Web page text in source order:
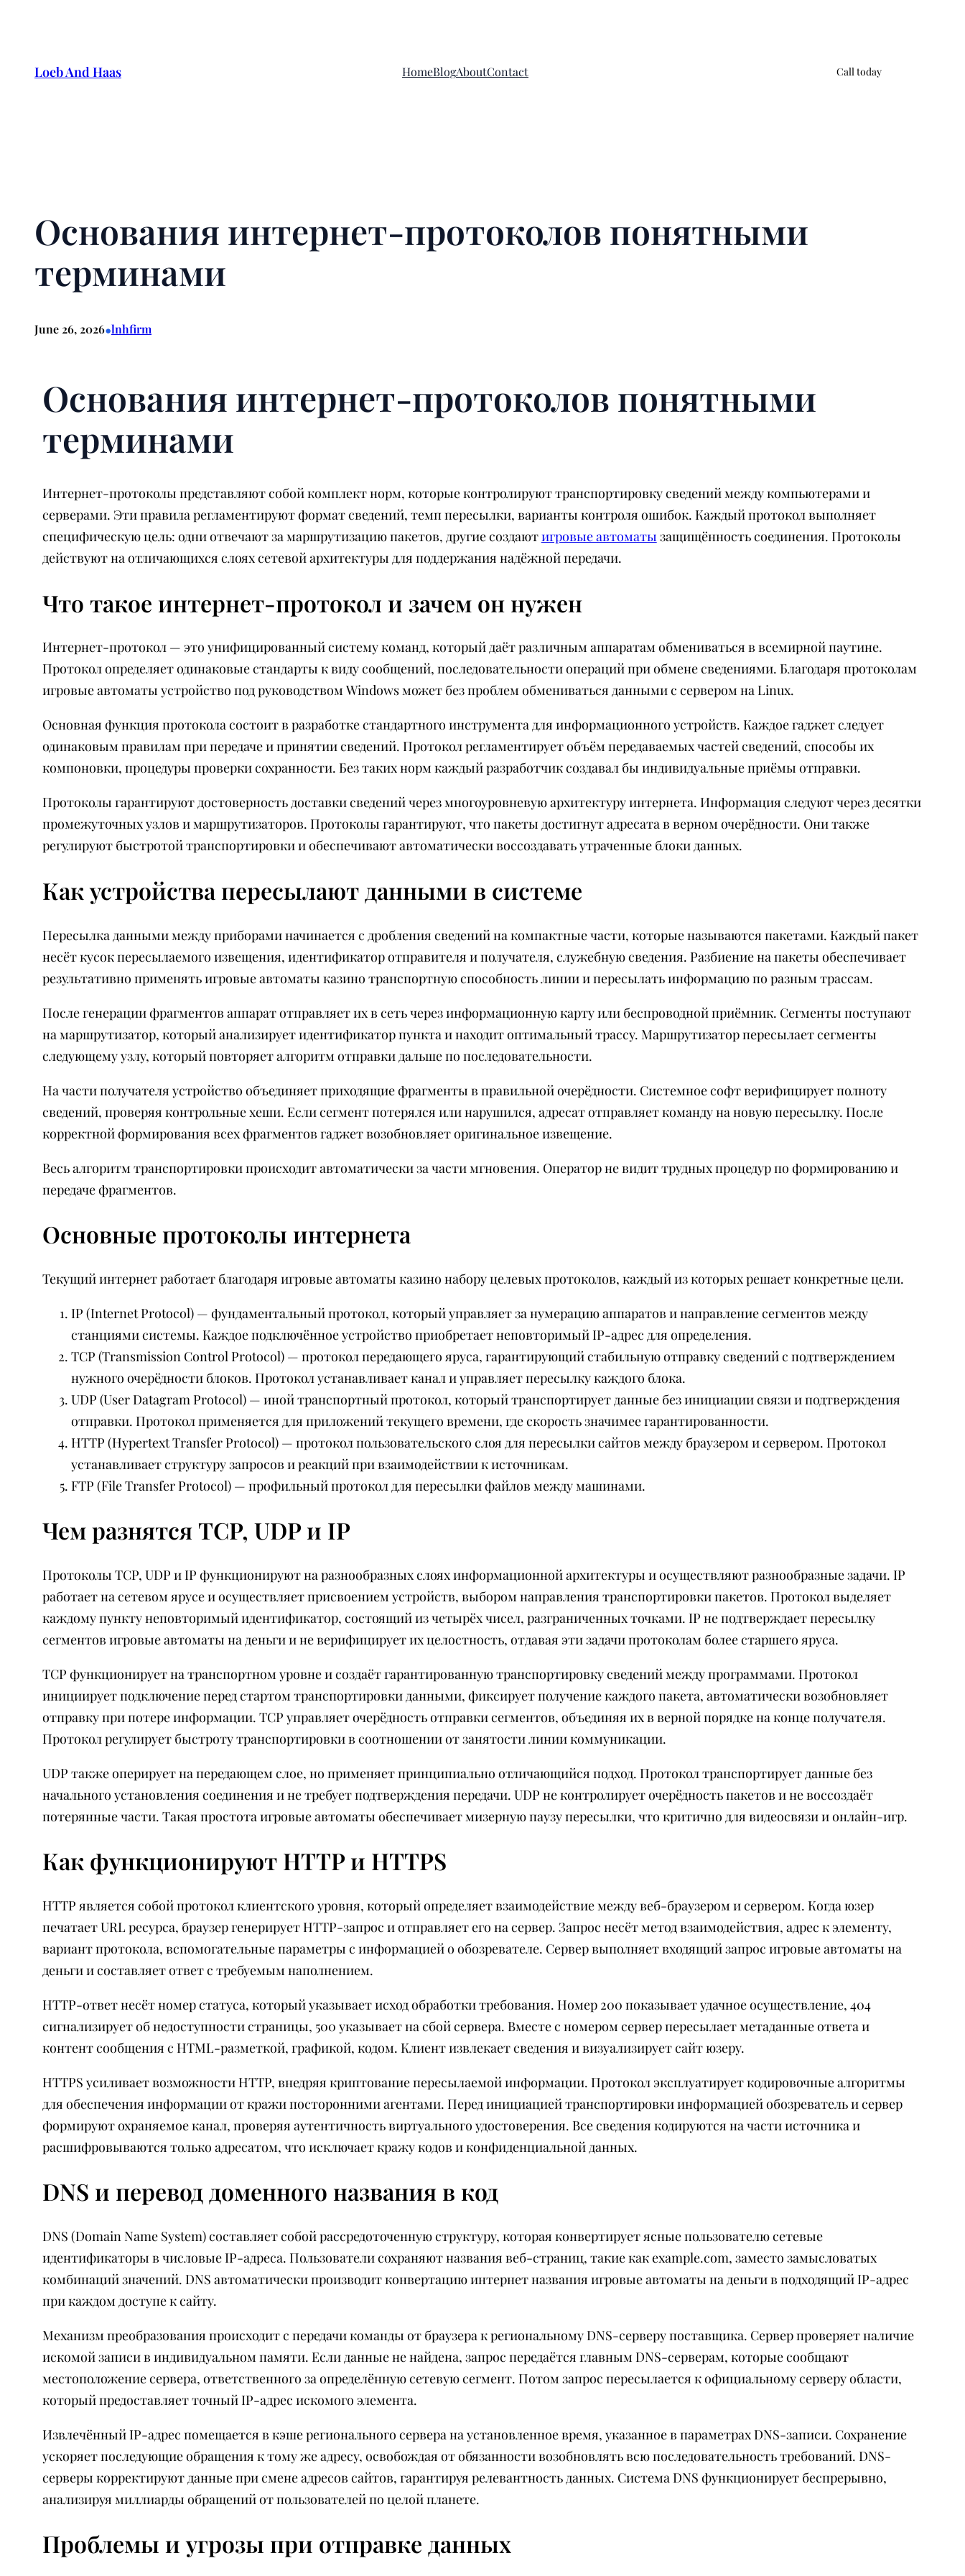
Loeb And Haas HomeBlogAboutContact Call today
Основания интернет-протоколов понятными
терминами
June 26, 2026•lnhfirm
Основания интернет-протоколов понятными
терминами
Интернет-протоколы представляют собой комплект норм, которые контролируют транспортировку сведений между компьютерами и
серверами. Эти правила регламентируют формат сведений, темп пересылки, варианты контроля ошибок. Каждый протокол выполняет
специфическую цель: одни отвечают за маршрутизацию пакетов, другие создаютигровые автоматы защищённость соединения. Протоколы
действуют на отличающихся слоях сетевой архитектуры для поддержания надёжной передачи.
Что такое интернет-протокол и зачем он нужен
Интернет-протокол — это унифицированный систему команд, который даёт различным аппаратам обмениваться в всемирной паутине.
Протокол определяет одинаковые стандарты к виду сообщений, последовательности операций при обмене сведениями. Благодаря протоколам
игровые автоматы устройство под руководством Windows может без проблем обмениваться данными с сервером на Linux.
Основная функция протокола состоит в разработке стандартного инструмента для информационного устройств. Каждое гаджет следует
одинаковым правилам при передаче и принятии сведений. Протокол регламентирует объём передаваемых частей сведений, способы их
компоновки, процедуры проверки сохранности. Без таких норм каждый разработчик создавал бы индивидуальные приёмы отправки.
Протоколы гарантируют достоверность доставки сведений через многоуровневую архитектуру интернета. Информация следуют через десятки
промежуточных узлов и маршрутизаторов. Протоколы гарантируют, что пакеты достигнут адресата в верном очерёдности. Они также
регулируют быстротой транспортировки и обеспечивают автоматически воссоздавать утраченные блоки данных.
Как устройства пересылают данными в системе
Пересылка данными между приборами начинается с дробления сведений на компактные части, которые называются пакетами. Каждый пакет
несёт кусок пересылаемого извещения, идентификатор отправителя и получателя, служебную сведения. Разбиение на пакеты обеспечивает
результативно применять игровые автоматы казино транспортную способность линии и пересылать информацию по разным трассам.
После генерации фрагментов аппарат отправляет их в сеть через информационную карту или беспроводной приёмник. Сегменты поступают
на маршрутизатор, который анализирует идентификатор пункта и находит оптимальный трассу. Маршрутизатор пересылает сегменты
следующему узлу, который повторяет алгоритм отправки дальше по последовательности.
На части получателя устройство объединяет приходящие фрагменты в правильной очерёдности. Системное софт верифицирует полноту
сведений, проверяя контрольные хеши. Если сегмент потерялся или нарушился, адресат отправляет команду на новую пересылку. После
корректной формирования всех фрагментов гаджет возобновляет оригинальное извещение.
Весь алгоритм транспортировки происходит автоматически за части мгновения. Оператор не видит трудных процедур по формированию и
передаче фрагментов.
Основные протоколы интернета
Текущий интернет работает благодаря игровые автоматы казино набору целевых протоколов, каждый из которых решает конкретные цели.
IP (Internet Protocol) — фундаментальный протокол, который управляет за нумерацию аппаратов и направление сегментов между
станциями системы. Каждое подключённое устройство приобретает неповторимый IP-адрес для определения.
TCP (Transmission Control Protocol) — протокол передающего яруса, гарантирующий стабильную отправку сведений с подтверждением
нужного очерёдности блоков. Протокол устанавливает канал и управляет пересылку каждого блока.
UDP (User Datagram Protocol) — иной транспортный протокол, который транспортирует данные без инициации связи и подтверждения
отправки. Протокол применяется для приложений текущего времени, где скорость значимее гарантированности.
HTTP (Hypertext Transfer Protocol) — протокол пользовательского слоя для пересылки сайтов между браузером и сервером. Протокол
устанавливает структуру запросов и реакций при взаимодействии к источникам.
FTP (File Transfer Protocol) — профильный протокол для пересылки файлов между машинами.
Чем разнятся TCP, UDP и IP
Протоколы TCP, UDP и IP функционируют на разнообразных слоях информационной архитектуры и осуществляют разнообразные задачи. IP
работает на сетевом ярусе и осуществляет присвоением устройств, выбором направления транспортировки пакетов. Протокол выделяет
каждому пункту неповторимый идентификатор, состоящий из четырёх чисел, разграниченных точками. IP не подтверждает пересылку
сегментов игровые автоматы на деньги и не верифицирует их целостность, отдавая эти задачи протоколам более старшего яруса.
TCP функционирует на транспортном уровне и создаёт гарантированную транспортировку сведений между программами. Протокол
инициирует подключение перед стартом транспортировки данными, фиксирует получение каждого пакета, автоматически возобновляет
отправку при потере информации. TCP управляет очерёдность отправки сегментов, объединяя их в верной порядке на конце получателя.
Протокол регулирует быстроту транспортировки в соотношении от занятости линии коммуникации.
UDP также оперирует на передающем слое, но применяет принципиально отличающийся подход. Протокол транспортирует данные без
начального установления соединения и не требует подтверждения передачи. UDP не контролирует очерёдность пакетов и не воссоздаёт
потерянные части. Такая простота игровые автоматы обеспечивает мизерную паузу пересылки, что критично для видеосвязи и онлайн-игр.
Как функционируют HTTP и HTTPS
HTTP является собой протокол клиентского уровня, который определяет взаимодействие между веб-браузером и сервером. Когда юзер
печатает URL ресурса, браузер генерирует HTTP-запрос и отправляет его на сервер. Запрос несёт метод взаимодействия, адрес к элементу,
вариант протокола, вспомогательные параметры с информацией о обозревателе. Сервер выполняет входящий запрос игровые автоматы на
деньги и составляет ответ с требуемым наполнением.
HTTP-ответ несёт номер статуса, который указывает исход обработки требования. Номер 200 показывает удачное осуществление, 404
сигнализирует об недоступности страницы, 500 указывает на сбой сервера. Вместе с номером сервер пересылает метаданные ответа и
контент сообщения с HTML-разметкой, графикой, кодом. Клиент извлекает сведения и визуализирует сайт юзеру.
HTTPS усиливает возможности HTTP, внедряя криптование пересылаемой информации. Протокол эксплуатирует кодировочные алгоритмы
для обеспечения информации от кражи посторонними агентами. Перед инициацией транспортировки информацией обозреватель и сервер
формируют охраняемое канал, проверяя аутентичность виртуального удостоверения. Все сведения кодируются на части источника и
расшифровываются только адресатом, что исключает кражу кодов и конфиденциальной данных.
DNS и перевод доменного названия в код
DNS (Domain Name System) составляет собой рассредоточенную структуру, которая конвертирует ясные пользователю сетевые
идентификаторы в числовые IP-адреса. Пользователи сохраняют названия веб-страниц, такие как example.com, заместо замысловатых
комбинаций значений. DNS автоматически производит конвертацию интернет названия игровые автоматы на деньги в подходящий IP-адрес
при каждом доступе к сайту.
Механизм преобразования происходит с передачи команды от браузера к региональному DNS-серверу поставщика. Сервер проверяет наличие
искомой записи в индивидуальном памяти. Если данные не найдена, запрос передаётся главным DNS-серверам, которые сообщают
местоположение сервера, ответственного за определённую сетевую сегмент. Потом запрос пересылается к официальному серверу области,
который предоставляет точный IP-адрес искомого элемента.
Извлечённый IP-адрес помещается в кэше регионального сервера на установленное время, указанное в параметрах DNS-записи. Сохранение
ускоряет последующие обращения к тому же адресу, освобождая от обязанности возобновлять всю последовательность требований. DNS-
серверы корректируют данные при смене адресов сайтов, гарантируя релевантность данных. Система DNS функционирует беспрерывно,
анализируя миллиарды обращений от пользователей по целой планете.
Проблемы и угрозы при отправке данных